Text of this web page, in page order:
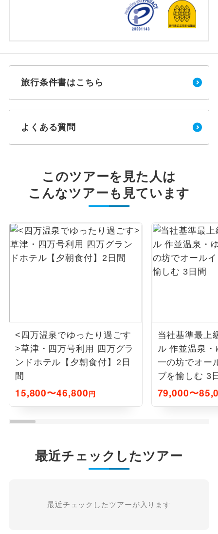
旅行条件書はこちら
よくある質問
このツアーを見た人は
こんなツアーも見ています
<四万温泉でゆったり過ごす
>草津・四万号利用 四万グラ
ンドホテル【夕朝食付】2日
間
15,800〜46,800円
当社基準最上
ル 作並温泉
一の坊でオー
ブを愉しむ 3
79,000〜
最近チェックしたツアー
最近チェックしたツアーが入ります